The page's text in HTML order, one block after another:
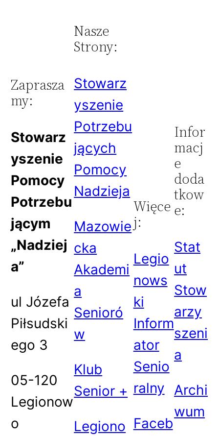
Zaprasza
my:
Stowarz
yszenie
Pomocy
Potrzebu
jącym
„Nadziej
a”
ul Józefa
Piłsudski
ego 3
05-120
Legionow
o
Nasze
Strony:
Stowarz
yszenie
Potrzebu
jących
Pomocy
Nadzieja
Mazowie
cka
Akademi
a
Senioró
w
Klub
Senior +
Legiono
Więce
j:
Legio
nows
ki
Inform
ator
Senio
ralny
Faceb
Infor
macj
e
doda
tkow
e:
Stat
ut
Stow
arzy
szeni
a
Archi
wum